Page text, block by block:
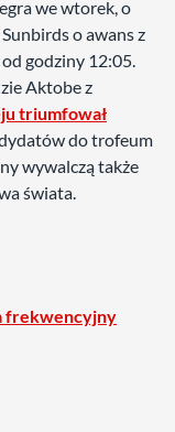
we wtorek, o
o awans z
godziny 12:05.
Aktobe z
triumfował
do trofeum
wywalczą także
świata.
frekwencyjny